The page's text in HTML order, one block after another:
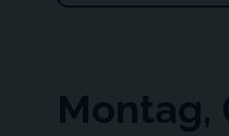
Montag,